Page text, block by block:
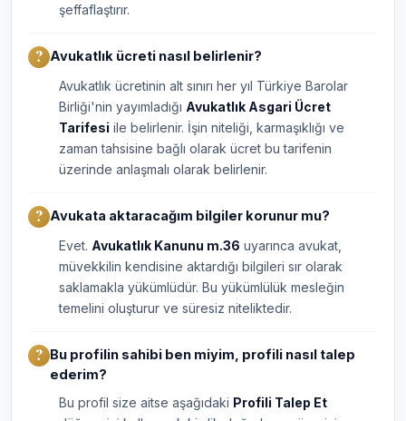
şeffaflaştırır.
Avukatlık ücreti nasıl belirlenir?
Avukatlık ücretinin alt sınırı her yıl Türkiye Barolar
Birliği'nin yayımladığı Avukatlık Asgari Ücret
Tarifesi ile belirlenir. İşin niteliği, karmaşıklığı ve
zaman tahsisine bağlı olarak ücret bu tarifenin
üzerinde anlaşmalı olarak belirlenir.
Avukata aktaracağım bilgiler korunur mu?
Evet. Avukatlık Kanunu m.36 uyarınca avukat,
müvekkilin kendisine aktardığı bilgileri sır olarak
saklamakla yükümlüdür. Bu yükümlülük mesleğin
temelini oluşturur ve süresiz niteliktedir.
Bu profilin sahibi ben miyim, profili nasıl talep
ederim?
Bu profil size aitse aşağıdaki Profili Talep Et